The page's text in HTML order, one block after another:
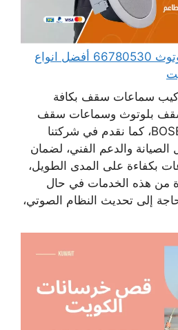
فني سماعات سقف بلوتوث 66780530 أفضل انواع
سماعات سقف بكافة
سقف بلوتوث وسماعات سقف
JPL وسماعات سقف BOSE، كما نقدم في شركتنا
الصيانة والدعم الفني، لضمان
بكفاءة على المدى الطويل،
من هذه الخدمات في حال
إلى تحديث النظام الصوتي،